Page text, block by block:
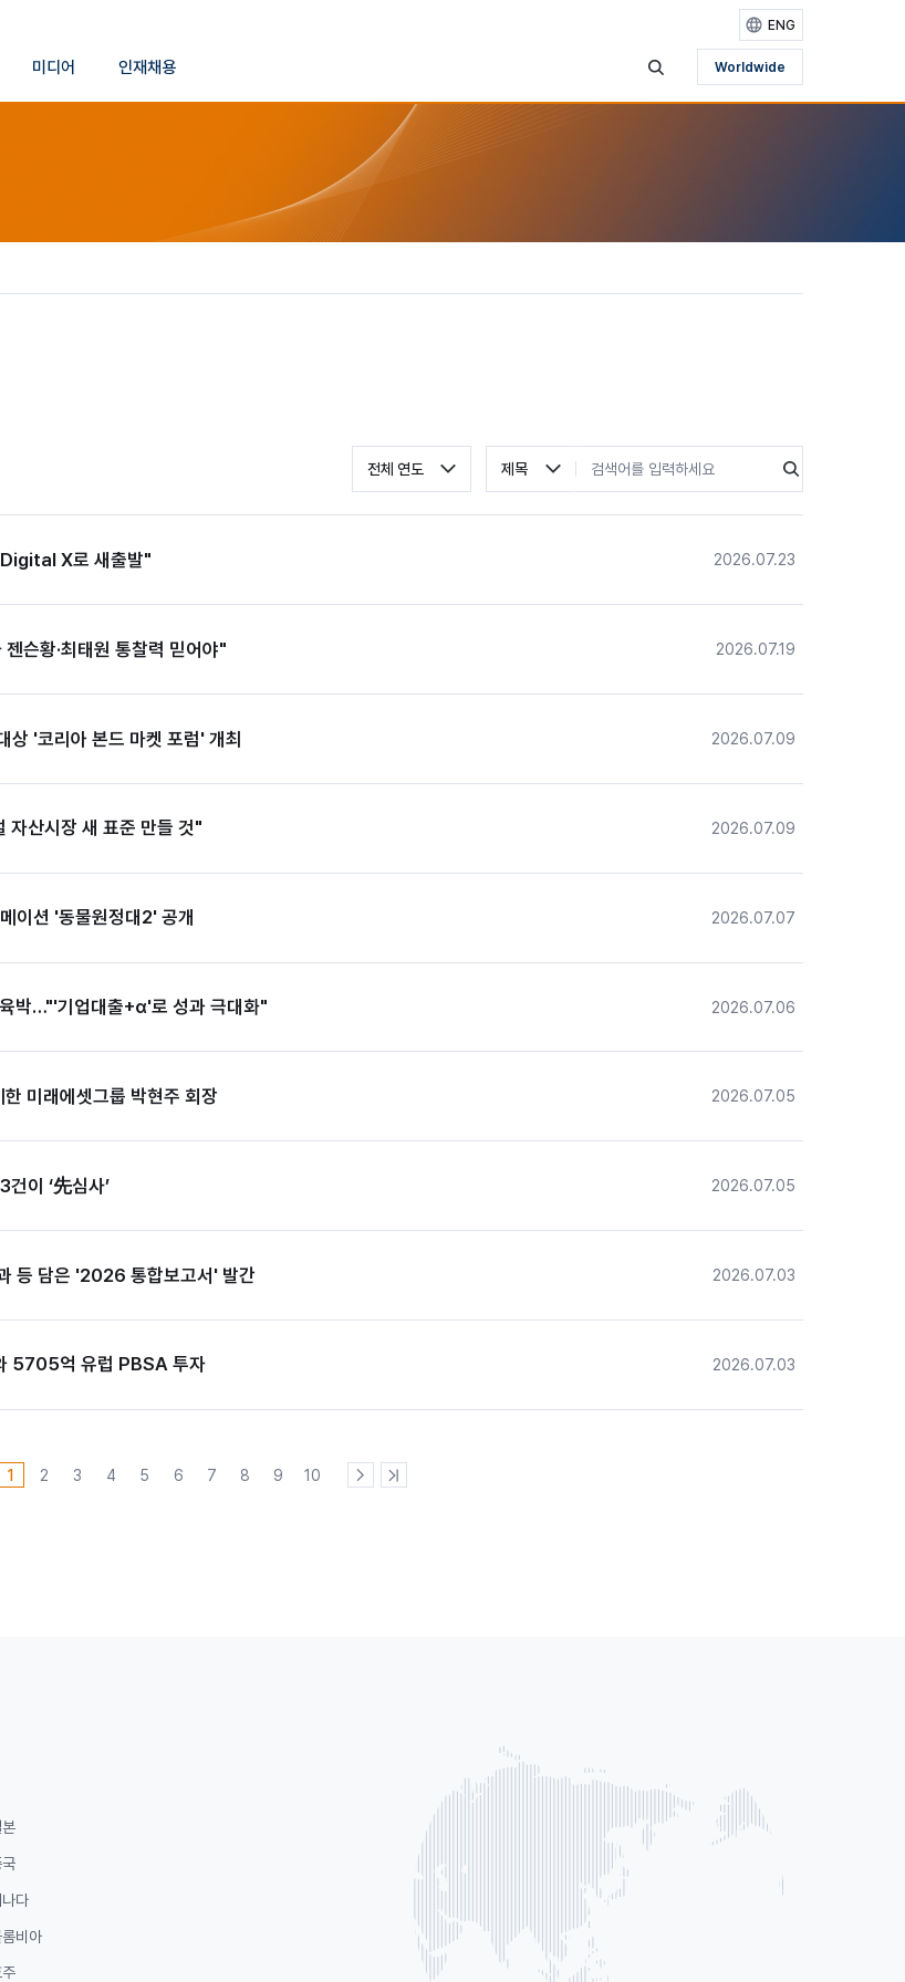
미디어 인재채용 Worldwide
ENG
전체 연도 제목
Digital X로 새출발" 2026.07.23
슨황·최태원 통찰력 믿어야" 2026.07.19
상 '코리아 본드 마켓 포럼' 개최 2026.07.09
자산시장 새 표준 만들 것" 2026.07.09
이션 '동물원정대2' 공개 2026.07.07
박…"'기업대출+α'로 성과 극대화" 2026.07.06
미래에셋그룹 박현주 회장 2026.07.05
이 ‘先심사’ 2026.07.05
등 담은 '2026 통합보고서' 발간 2026.07.03
5705억 유럽 PBSA 투자 2026.07.03
1 2 3 4 5 6 7 8 9 10
다
마
본
국
나다
롬비아
주